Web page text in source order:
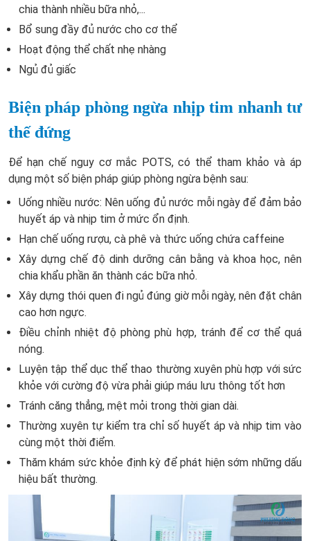
chia thành nhiều bữa nhỏ,...
Bổ sung đầy đủ nước cho cơ thể
Hoạt động thể chất nhẹ nhàng
Ngủ đủ giấc
Biện pháp phòng ngừa nhịp tim nhanh tư
thế đứng
Để hạn chế nguy cơ mắc POTS, có thể tham khảo và áp
dụng một số biện pháp giúp phòng ngừa bệnh sau:
Uống nhiều nước: Nên uống đủ nước mỗi ngày để đảm bảo
huyết áp và nhịp tim ở mức ổn định.
Hạn chế uống rượu, cà phê và thức uống chứa caffeine
Xây dựng chế độ dinh dưỡng cân bằng và khoa học, nên
chia khẩu phần ăn thành các bữa nhỏ.
Xây dựng thói quen đi ngủ đúng giờ mỗi ngày, nên đặt chân
cao hơn ngực.
Điều chỉnh nhiệt độ phòng phù hợp, tránh để cơ thể quá
nóng.
Luyện tập thể dục thể thao thường xuyên phù hợp với sức
khỏe với cường độ vừa phải giúp máu lưu thông tốt hơn
Tránh căng thẳng, mệt mỏi trong thời gian dài.
Thường xuyên tự kiểm tra chỉ số huyết áp và nhịp tim vào
cùng một thời điểm.
Thăm khám sức khỏe định kỳ để phát hiện sớm những dấu
hiệu bất thường.